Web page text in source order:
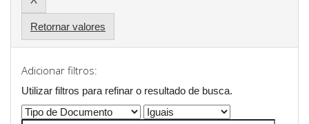
Retornar valores
Adicionar filtros:
Utilizar filtros para refinar o resultado de busca.